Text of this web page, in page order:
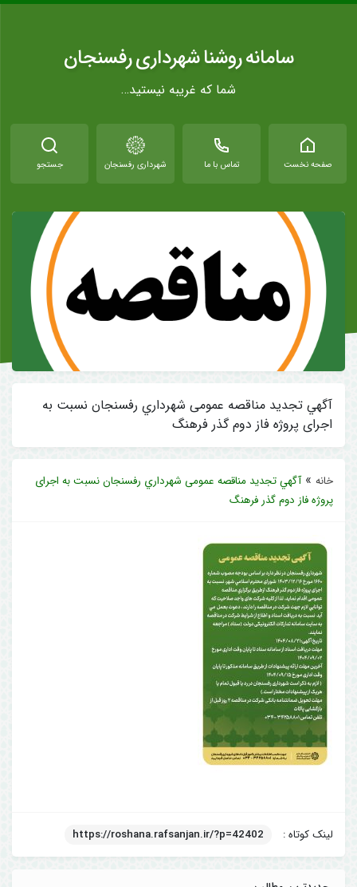
سامانه روشنا شهرداری رفسنجان
شما که غریبه نیستید…
صفحه نخست تماس با ما شهرداری رفسنجان جستجو
آگهي تجدید مناقصه عمومی شهرداري رفسنجان نسبت به
اجرای پروژه فاز دوم گذر فرهنگ
خانه »آگهي تجدید مناقصه عمومی شهرداري رفسنجان نسبت به اجرای
پروژه فاز دوم گذر فرهنگ
لینک کوتاه : https://roshana.rafsanjan.ir/?p=42402